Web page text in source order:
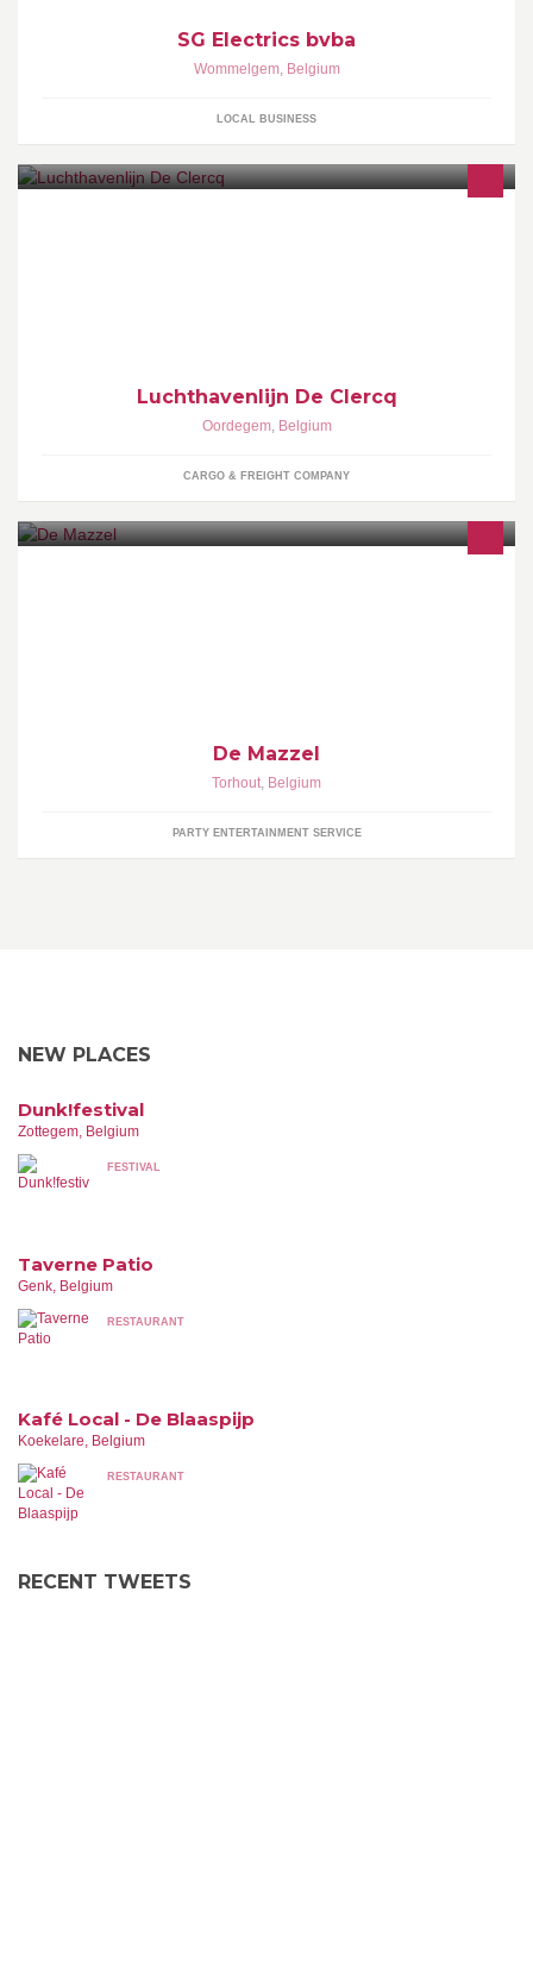
SG Electrics bvba
Wommelgem, Belgium
LOCAL BUSINESS
Luchthavenlijn De Clercq
Oordegem, Belgium
CARGO & FREIGHT COMPANY
De Mazzel
Torhout, Belgium
PARTY ENTERTAINMENT SERVICE
NEW PLACES
Dunk!festival
Zottegem, Belgium
FESTIVAL
Taverne Patio
Genk, Belgium
RESTAURANT
Kafé Local - De Blaaspijp
Koekelare, Belgium
RESTAURANT
RECENT TWEETS